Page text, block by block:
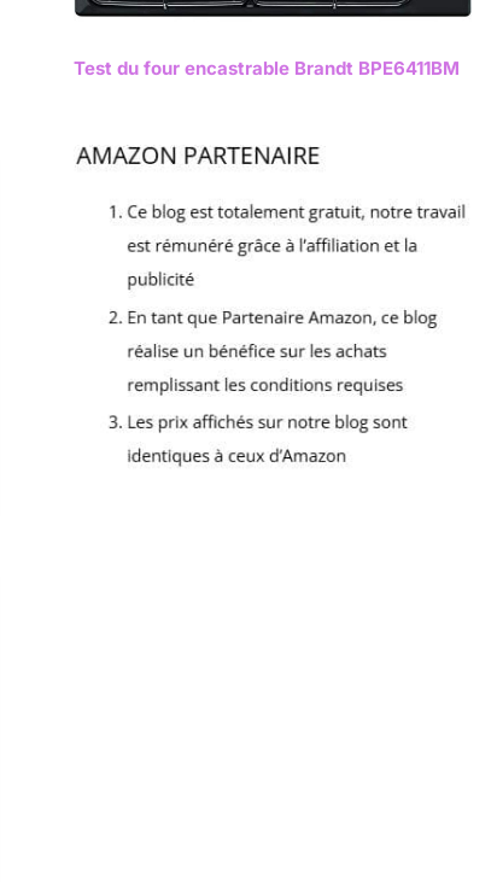
Test du four encastrable Brandt BPE6411BM